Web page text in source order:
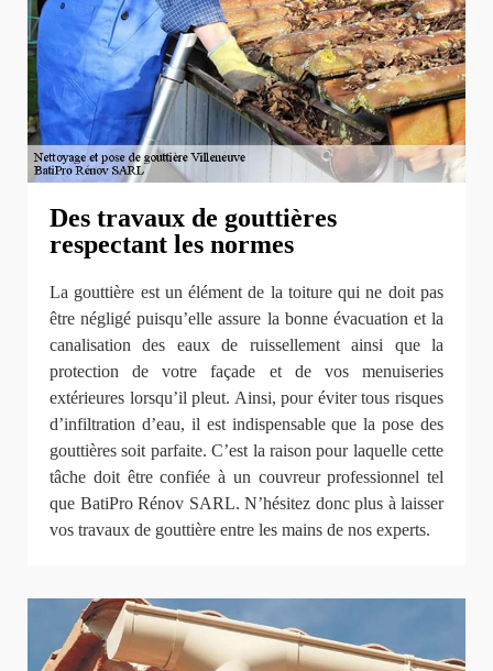
Des travaux de gouttières
respectant les normes
La gouttière est un élément de la toiture qui ne doit pas
être négligé puisqu’elle assure la bonne évacuation et la
canalisation des eaux de ruissellement ainsi que la
protection de votre façade et de vos menuiseries
extérieures lorsqu’il pleut. Ainsi, pour éviter tous risques
d’infiltration d’eau, il est indispensable que la pose des
gouttières soit parfaite. C’est la raison pour laquelle cette
tâche doit être confiée à un couvreur professionnel tel
que BatiPro Rénov SARL. N’hésitez donc plus à laisser
vos travaux de gouttière entre les mains de nos experts.